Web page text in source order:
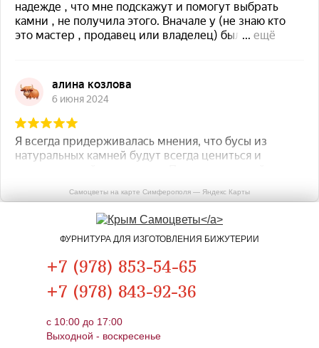
Самоцветы на карте Симферополя — Яндекс Карты
ФУРНИТУРА ДЛЯ ИЗГОТОВЛЕНИЯ БИЖУТЕРИИ
+7 (978) 853-54-65
+7 (978) 843-92-36
c 10:00 до 17:00
Выходной - воскресенье